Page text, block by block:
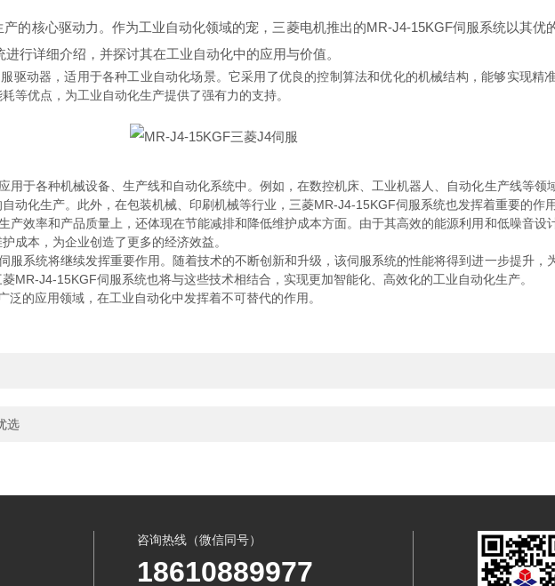
核心驱动力。作为工业自动化领域的宠，三菱电机推出的MR-J4-15KGF伺服系统以其优
行详细介绍，并探讨其在工业自动化中的应用与价值。
动器，适用于各种工业自动化场景。它采用了优良的控制算法和优化的机械结构，能够实现精
等优点，为工业自动化生产提供了强有力的支持。
各种机械设备、生产线和自动化系统中。例如，在数控机床、工业机器人、自动化生产线等领
动化生产。此外，在包装机械、印刷机械等行业，三菱MR-J4-15KGF伺服系统也发挥着重要的作
率和产品质量上，还体现在节能减排和降低维护成本方面。由于其高效的能源利用和低噪音设
成本，为企业创造了更多的经济效益。
统将继续发挥重要作用。随着技术的不断创新和升级，该伺服系统的性能将得到进一步提升，
MR-J4-15KGF伺服系统也将与这些技术相结合，实现更加智能化、高效化的工业自动化生产。
应用领域，在工业自动化中发挥着不可替代的作用。
选
咨询热线（微信同号）
18610889977